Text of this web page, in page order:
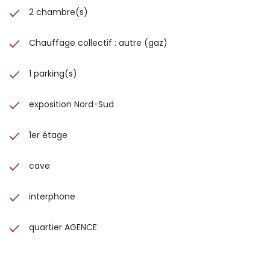
2 chambre(s)
Chauffage collectif : autre (gaz)
1 parking(s)
exposition Nord-Sud
1er étage
cave
interphone
quartier AGENCE